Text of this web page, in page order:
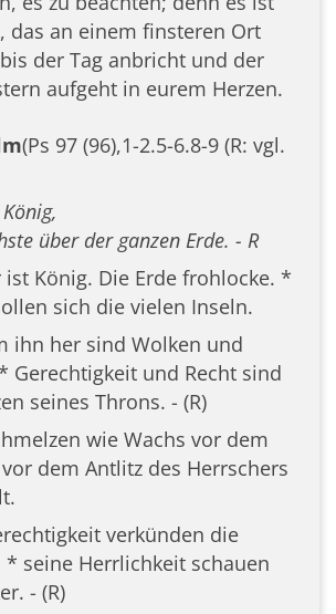
das an einem finsteren Ort
der Tag anbricht und der
aufgeht in eurem Herzen.
(Ps 97 (96),1-2.5-6.8-9 (R: vgl.
über der ganzen Erde. - R
ist König. Die Erde frohlocke. *
sich die vielen Inseln.
ihn her sind Wolken und
Gerechtigkeit und Recht sind
seines Throns. - (R)
wie Wachs vor dem
dem Antlitz des Herrschers
verkünden die
seine Herrlichkeit schauen
- (R)